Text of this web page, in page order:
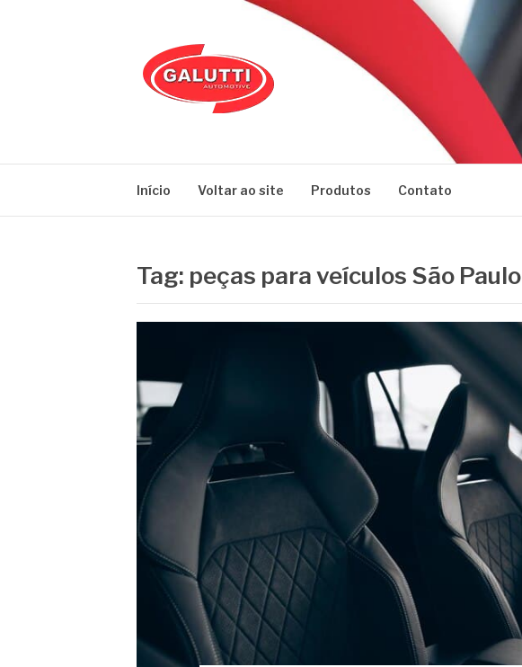
Início Voltar ao site Produtos Contato
Tag: peças para veículos São Paulo